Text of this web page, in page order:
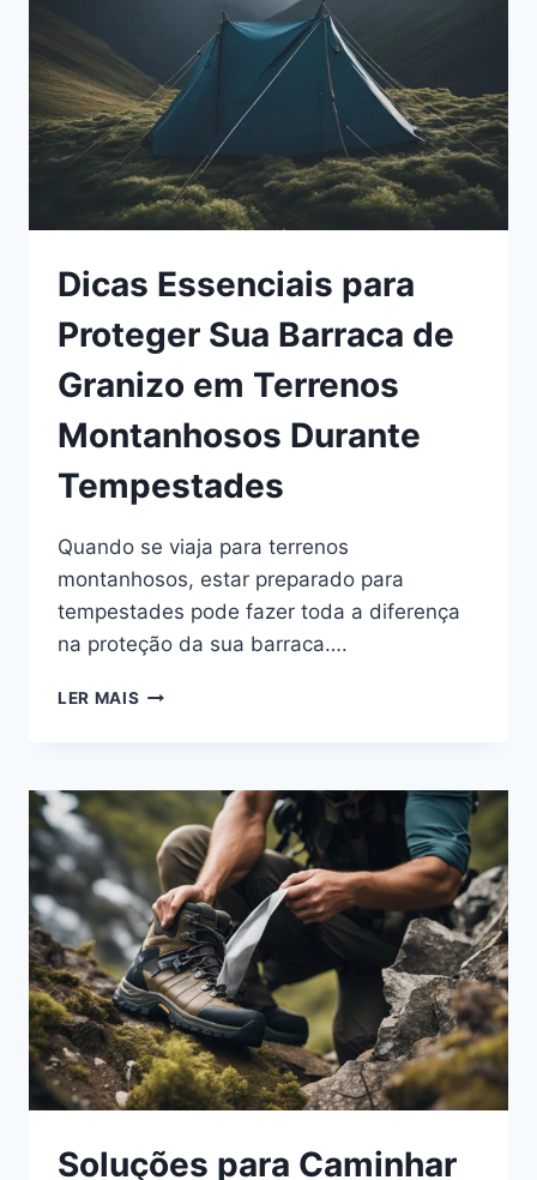
ENFRENTAR
CHUVAS
IMPREVISTAS
NO
CAMPING
Dicas Essenciais para
Proteger Sua Barraca de
Granizo em Terrenos
Montanhosos Durante
Tempestades
Quando se viaja para terrenos
montanhosos, estar preparado para
tempestades pode fazer toda a diferença
na proteção da sua barraca….
LER MAIS DICAS
SUA
BARRACA
DE
GRANIZO
EM
TERRENOS
MONTANHOSOS
DURANTE
TEMPESTADES
Soluções para Caminhar